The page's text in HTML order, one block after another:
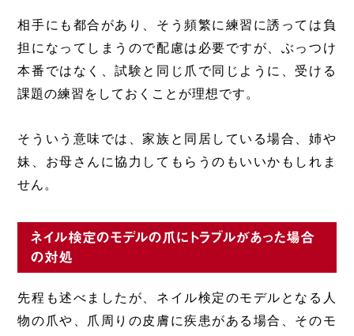
相手にも都合があり、そう頻繁に練習に誘っては負
担になってしまうので配慮は必要ですが、ぶっつけ
本番ではなく、試験と同じ爪で同じように、受ける
課題の練習をしておくことが理想です。
そういう意味では、家族と同居している場合、姉や
妹、お母さんに協力してもらうのもいいかもしれま
せん。
ネイル検定のモデルの爪にトラブルがあった場合
の対処
先程も述べましたが、ネイル検定のモデルとなる人
物の爪や、爪周りの皮膚に疾患がある場合、そのモ